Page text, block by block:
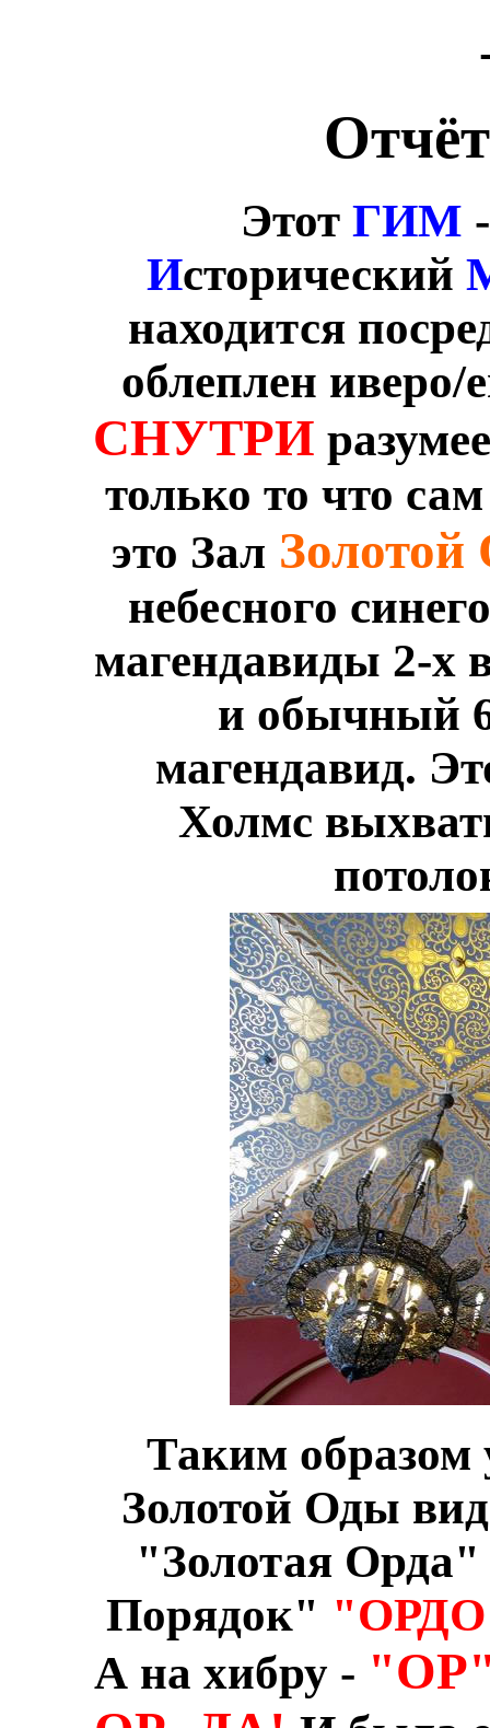
Этот ГИМ
Исторический
находится
облеплен иверо/
СНУТРИ
только то что
это Зал
небесного
магендавиды 2-х
и обычный
магендавид.
Холмс
Таким образом
Золотой Оды
"Золотая Орда"
Порядок"
А на хибру -